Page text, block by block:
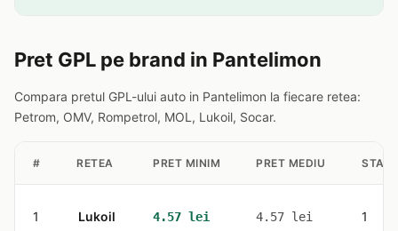
Pret GPL pe brand in Pantelimon
Compara pretul GPL-ului auto in Pantelimon la fiecare retea:
Petrom, OMV, Rompetrol, MOL, Lukoil, Socar.
# RETEA PRET MINIM PRET MEDIU
1 Lukoil 4.57 lei 4.57 lei 1